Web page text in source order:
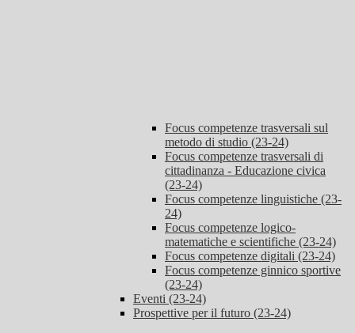
Focus competenze trasversali sul
metodo di studio (23-24)
Focus competenze trasversali di
cittadinanza - Educazione civica
(23-24)
Focus competenze linguistiche (23-
24)
Focus competenze logico-
matematiche e scientifiche (23-24)
Focus competenze digitali (23-24)
Focus competenze ginnico sportive
(23-24)
Eventi (23-24)
Prospettive per il futuro (23-24)